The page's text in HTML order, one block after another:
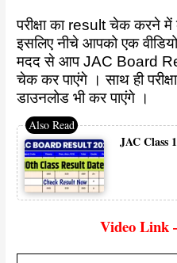
परीक्षा का result चेक करने में
इसलिए नीचे आपको एक
मदद से आप JAC Board
चेक कर पाएंगे । साथ ही
डाउनलोड भी कर पाएंगे ।
JAC Class
Video Link